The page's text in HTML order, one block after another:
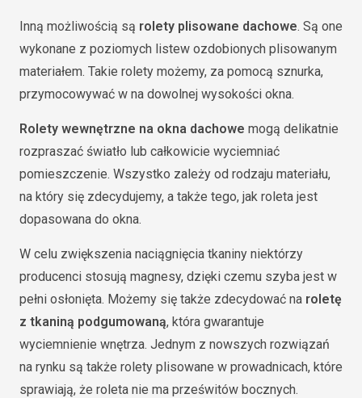
Inną możliwością są rolety plisowane dachowe. Są one
wykonane z poziomych listew ozdobionych plisowanym
materiałem. Takie rolety możemy, za pomocą sznurka,
przymocowywać w na dowolnej wysokości okna.
Rolety wewnętrzne na okna dachowe mogą delikatnie
rozpraszać światło lub całkowicie wyciemniać
pomieszczenie. Wszystko zależy od rodzaju materiału,
na który się zdecydujemy, a także tego, jak roleta jest
dopasowana do okna.
W celu zwiększenia naciągnięcia tkaniny niektórzy
producenci stosują magnesy, dzięki czemu szyba jest w
pełni osłonięta. Możemy się także zdecydować na roletę
z tkaniną podgumowaną, która gwarantuje
wyciemnienie wnętrza. Jednym z nowszych rozwiązań
na rynku są także rolety plisowane w prowadnicach, które
sprawiają, że roleta nie ma prześwitów bocznych.